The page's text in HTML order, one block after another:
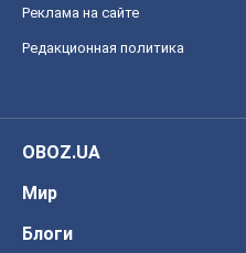
Реклама на сайте
Редакционная политика
OBOZ.UA
Мир
Блоги